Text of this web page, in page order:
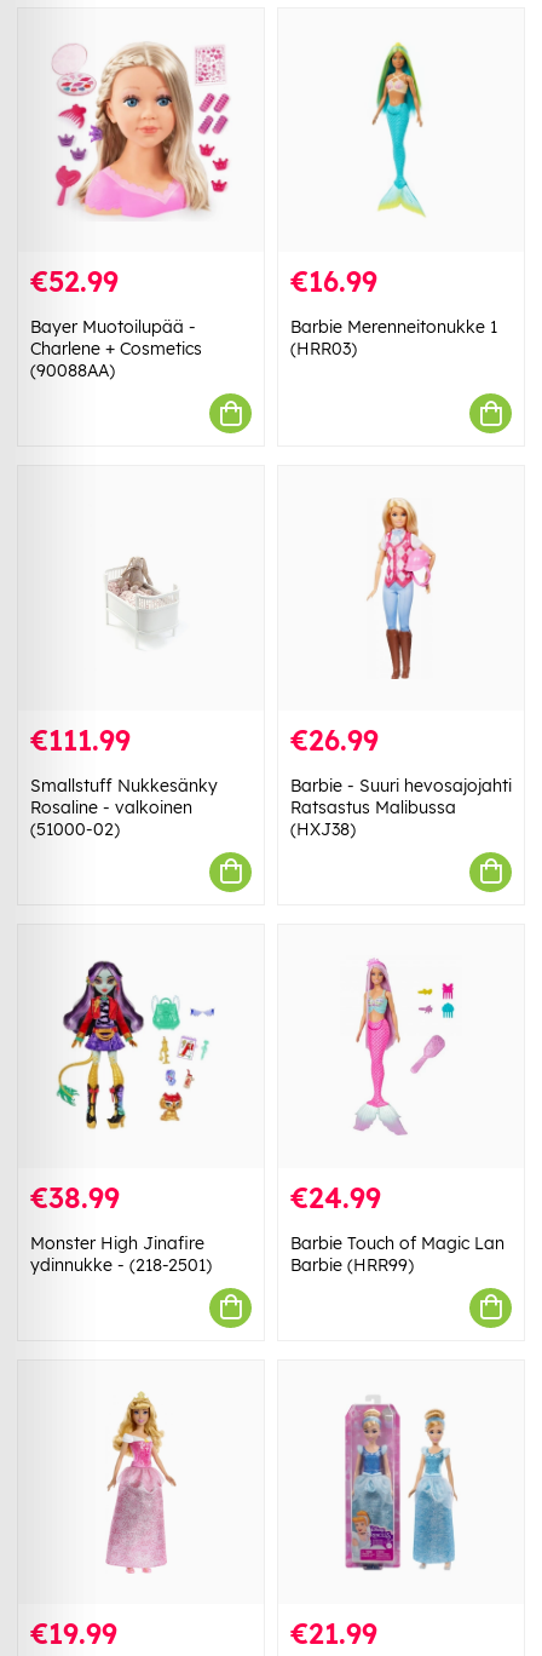
€52.99
Bayer Muotoilupää -
Charlene + Cosmetics
(90088AA)
€16.99
Barbie Merenneitonukke 1
(HRR03)
€111.99
Smallstuff Nukkesänky
Rosaline - valkoinen
(51000-02)
€26.99
Barbie - Suuri hevosajojahti
Ratsastus Malibussa
(HXJ38)
€38.99
Monster High Jinafire
ydinnukke - (218-2501)
€24.99
Barbie Touch of Magic Lan
Barbie (HRR99)
€19.99 €21.99